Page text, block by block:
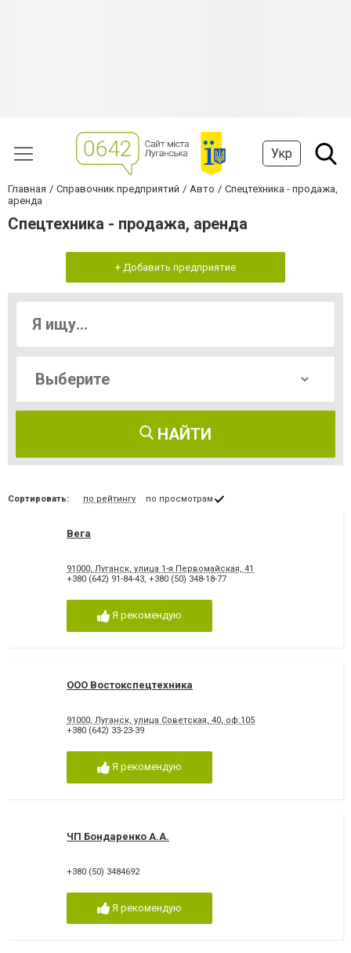
Укр
Главная Справочник предприятий Авто
Спецтехника - продажа,
аренда
Спецтехника - продажа, аренда
+ Добавить предприятие
НАЙТИ
Сортировать: по рейтингу по просмотрам
Вега
91000, Луганск, улица 1-я Первомайская, 41
+380 (642) 91-84-43, +380 (50) 348-18-77
Я рекомендую
OOO Востокспецтехника
91000, Луганск, улица Советская, 40, оф.105
+380 (642) 33-23-39
Я рекомендую
ЧП Бондаренко А.А.
+380 (50) 3484692
Я рекомендую